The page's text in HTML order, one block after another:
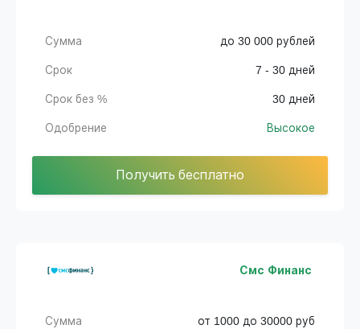
Сумма до 30 000 рублей
Срок 7 - 30 дней
Срок без % 30 дней
Одобрение Высокое
Получить бесплатно
Смс Финанс
Сумма от 1000 до 30000 руб